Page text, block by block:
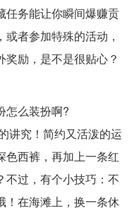
任务能让你瞬间爆赚贡
者参加特殊的活动，
励，是不是很贴心？
怎么装扮啊?
讲究！简约又活泼的运
色西裤，再加上一条红
不过，有个小技巧：不
！在海滩上，换一条休